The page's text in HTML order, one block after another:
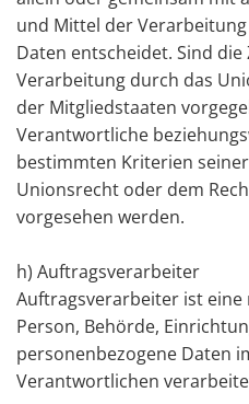
und Mittel der
Daten entscheidet. Sind
Verarbeitung durch das
der Mitgliedstaaten
Verantwortliche
bestimmten Kriterien
Unionsrecht oder dem
vorgesehen werden.
h) Auftragsverarbeiter
Auftragsverarbeiter ist
Person, Behörde,
personenbezogene Daten
Verantwortlichen